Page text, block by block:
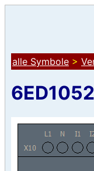
alle Symbole >